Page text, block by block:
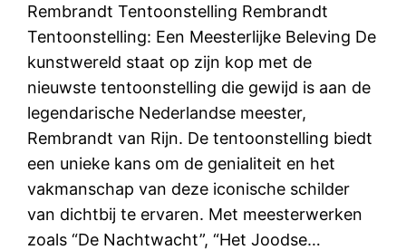
Rembrandt Tentoonstelling Rembrandt
Tentoonstelling: Een Meesterlijke Beleving De
kunstwereld staat op zijn kop met de
nieuwste tentoonstelling die gewijd is aan de
legendarische Nederlandse meester,
Rembrandt van Rijn. De tentoonstelling biedt
een unieke kans om de genialiteit en het
vakmanschap van deze iconische schilder
van dichtbij te ervaren. Met meesterwerken
zoals “De Nachtwacht”, “Het Joodse…